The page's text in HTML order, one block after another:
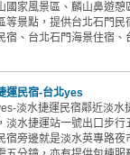
國家風景區、麟山鼻遊憩
等景點，提供台北石門民
宿、台北石門海景住宿、
運民宿-台北yes
淡水捷運民宿鄰近淡水
淡水捷運站一號出口步行
宿旁邊就是淡水英專路夜